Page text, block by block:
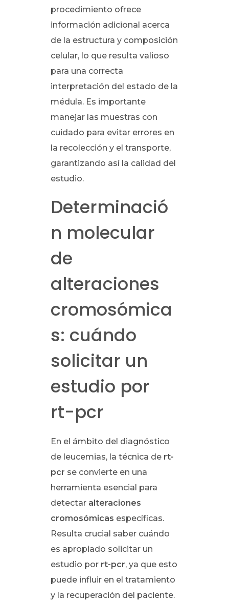
procedimiento ofrece
información adicional acerca
de la estructura y composición
celular, lo que resulta valioso
para una correcta
interpretación del estado de la
médula. Es importante
manejar las muestras con
cuidado para evitar errores en
la recolección y el transporte,
garantizando así la calidad del
estudio.
Determinació
n molecular
de
alteraciones
cromosómica
s: cuándo
solicitar un
estudio por
rt-pcr
En el ámbito del diagnóstico
de leucemias, la técnica de rt-
pcr se convierte en una
herramienta esencial para
detectar alteraciones
cromosómicas específicas.
Resulta crucial saber cuándo
es apropiado solicitar un
estudio por rt-pcr, ya que esto
puede influir en el tratamiento
y la recuperación del paciente.